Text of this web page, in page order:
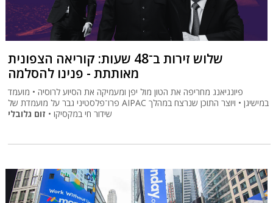
שלוש זירות ב־48 שעות: קוריאה הצפונית
מאותתת - פנינו להסלמה
פיונגיאנג מחריפה את הטון מול יפן ומעמיקה את הסיוע לרוסיה • מועמד
פרו־פלסטיני גבר על מועמדת של AIPAC במישיגן • ויוצר התוכן שנרצח במהלך
שידור חי במקסיקו • זום גלובלי